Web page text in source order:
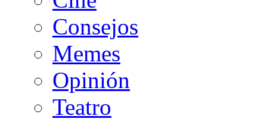
Consejos
Memes
Opinión
Teatro